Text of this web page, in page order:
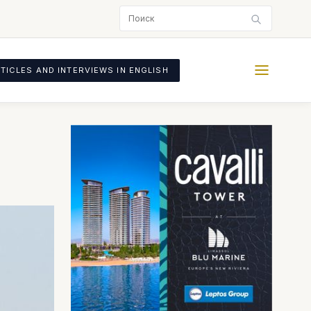
AND INTERVIEWS IN ENGLISH